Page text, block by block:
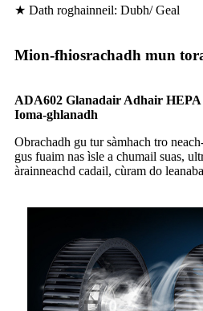
★ Dath roghainneil: Dubh/ Geal
Mion-fhiosrachadh mun
ADA602 Glanadair Adhair HEPA
Ioma-ghlanadh
Obrachadh gu tur sàmhach tro
gus fuaim nas ìsle a chumail suas,
àrainneachd cadail, cùram do